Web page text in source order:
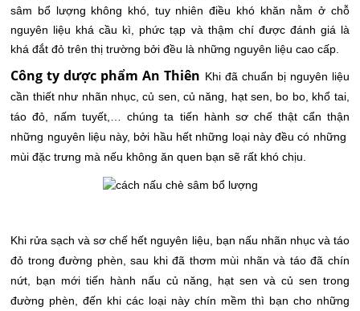
sâm bổ lượng không khó, tuy nhiên điều khó khăn nằm ở chỗ
nguyên liệu khá cầu kì, phức tạp và thậm chí được đánh giá là
khá đắt đỏ trên thị trường bởi đều là những nguyên liệu cao cấp.
Công ty dược phẩm An Thiên Khi đã chuẩn bị nguyên liệu
cần thiết như nhãn nhục, củ sen, củ năng, hạt sen, bo bo, khổ tai,
táo đỏ, nấm tuyết,… chúng ta tiến hành sơ chế thật cẩn thận
những nguyên liệu này, bởi hầu hết những loại này đều có những
mùi đặc trưng mà nếu không ăn quen bạn sẽ rất khó chịu.
Khi rửa sạch và sơ chế hết nguyên liệu, bạn nấu nhãn nhục và táo
đỏ trong đường phèn, sau khi đã thơm mùi nhãn và táo đã chín
nứt, bạn mới tiến hành nấu củ năng, hạt sen và củ sen trong
đường phèn, đến khi các loại này chín mềm thì bạn cho những